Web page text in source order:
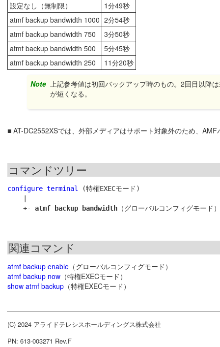
設定なし（無制限）
1分49秒
atmf backup bandwidth 1000 2分54秒
atmf backup bandwidth 750
3分50秒
atmf backup bandwidth 500
5分45秒
atmf backup bandwidth 250
11分20秒
Note
上記参考値は初回バックアップ時のもの。2回目以降
が短くなる。
■ AT-DC2552XSでは、外部メディアはサポート対象外のため、
コマンドツリー
configure terminal
(特権EXECモード)
    +-
atmf backup bandwidth
関連コマンド
atmf backup enable （グローバルコンフィグモード）
atmf backup now （特権EXECモード）
show atmf backup （特権EXECモード）
(C) 2024 アライドテレシスホールディングス株式会社
PN: 613-003271 Rev.F